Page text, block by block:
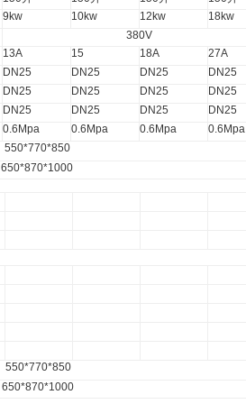
9kw 10kw 12kw
18kw
380V
13A 15 18A
27A
DN25 DN25 DN25
DN25
DN25 DN25 DN25
DN25
DN25 DN25 DN25
DN25
0.6Mpa 0.6Mpa 0.6Mpa
0.6Mpa
550*770*850
650*870*1000
550*770*850
650*870*1000